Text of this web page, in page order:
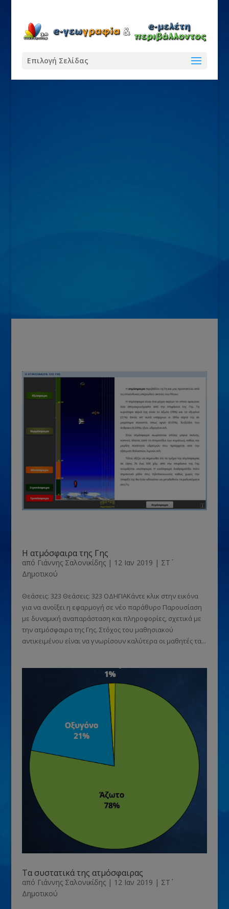
Επιλογή Σελίδας
Η ατμόσφαιρα της Γης
από Γιάννης Σαλονικίδης| 12 Ιαν 2019 | ΣΤ΄
Δημοτικού
Θεάσεις: 323 Θεάσεις: 323 ΟΔΗΓΙΑΚάντε κλικ στην εικόνα
για να ανοίξει η εφαρμογή σε νέο παράθυρο Παρουσίαση
με δυναμική αναπαράσταση και πληροφορίες, σχετικά με
την ατμόσφαιρα της Γης. Στόχος του μαθησιακού
αντικειμένου είναι να γνωρίσουν καλύτερα οι μαθητές τα...
Τα συστατικά της ατμόσφαιρας
από Γιάννης Σαλονικίδης| 12 Ιαν 2019 | ΣΤ΄
Δημοτικού